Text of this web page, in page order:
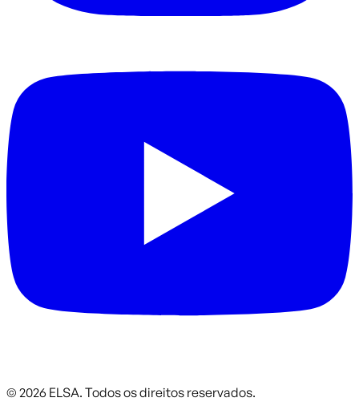
© 2026 ELSA. Todos os direitos reservados.